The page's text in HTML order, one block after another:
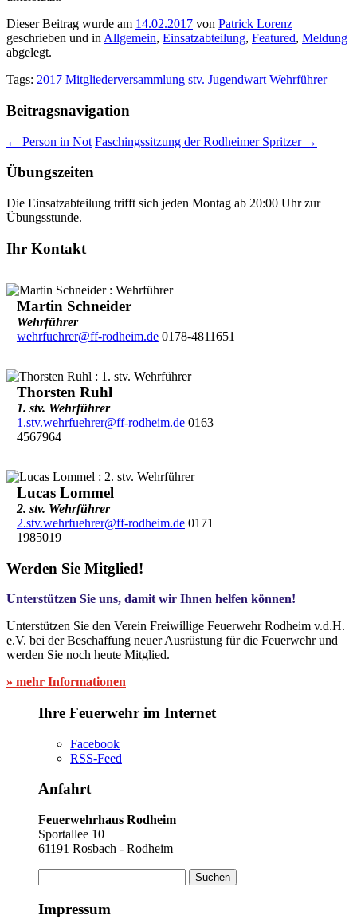
Dieser Beitrag wurde am 14.02.2017 von Patrick Lorenz
geschrieben und in Allgemein, Einsatzabteilung, Featured, Meldung
abgelegt.
Tags: 2017 Mitgliederversammlung stv. Jugendwart Wehrführer
Beitragsnavigation
← Person in Not Faschingssitzung der Rodheimer Spritzer →
Übungszeiten
Die Einsatzabteilung trifft sich jeden Montag ab 20:00 Uhr zur
Übungsstunde.
Ihr Kontakt
Martin Schneider
Wehrführer
wehrfuehrer@ff-rodheim.de0178-4811651
Thorsten Ruhl
1. stv. Wehrführer
1.stv.wehrfuehrer@ff-rodheim.de0163
4567964
Lucas Lommel
2. stv. Wehrführer
2.stv.wehrfuehrer@ff-rodheim.de0171
1985019
Werden Sie Mitglied!
Unterstützen Sie uns, damit wir Ihnen helfen können!
Unterstützen Sie den Verein Freiwillige Feuerwehr Rodheim v.d.H.
e.V. bei der Beschaffung neuer Ausrüstung für die Feuerwehr und
werden Sie noch heute Mitglied.
» mehr Informationen
Ihre Feuerwehr im Internet
Facebook
RSS-Feed
Anfahrt
Feuerwehrhaus Rodheim
Sportallee 10
61191 Rosbach - Rodheim
nach:
Impressum